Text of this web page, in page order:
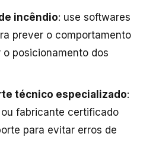
incêndio: use softwares
prever o comportamento
posicionamento dos
técnico especializado:
fabricante certificado
para evitar erros de